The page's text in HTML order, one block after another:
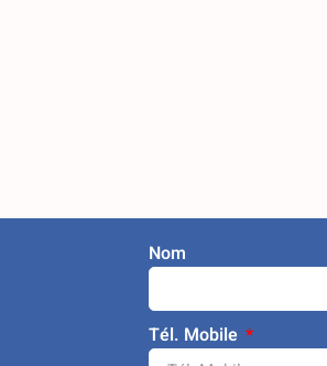
Nom
Tél. Mobile